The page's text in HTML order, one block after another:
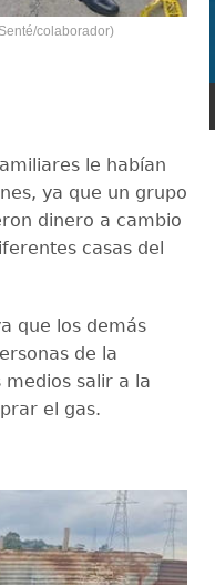
colaborador)
le habían
ya que un grupo
dinero a cambio
casas del
que los demás
de la
salir a la
el gas.